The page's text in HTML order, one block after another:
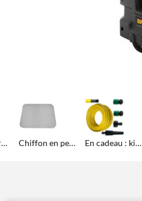
Housse de protection et remisage Chiffon en peau de chamois En cadeau : kit de raccordement hydraulique